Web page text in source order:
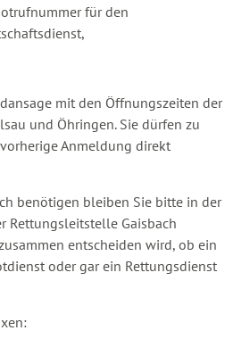
für den
mit den Öffnungszeiten der
und Öhringen. Sie dürfen zu
Anmeldung direkt
benötigen bleiben Sie bitte in der
Rettungsleitstelle Gaisbach
entscheiden wird, ob ein
oder gar ein Rettungsdienst